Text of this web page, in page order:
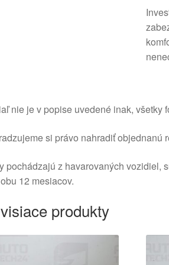
nie je v popise uvedené inak, všetky
si právo nahradiť objednanú
pochádzajú z havarovaných vozidiel,
12 mesiacov.
produkty